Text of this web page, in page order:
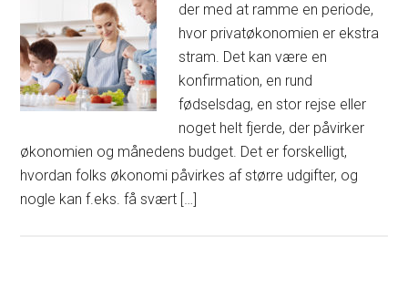
der med at ramme en periode,
hvor privatøkonomien er ekstra
stram. Det kan være en
konfirmation, en rund
fødselsdag, en stor rejse eller
noget helt fjerde, der påvirker
økonomien og månedens budget. Det er forskelligt,
hvordan folks økonomi påvirkes af større udgifter, og
nogle kan f.eks. få svært […]